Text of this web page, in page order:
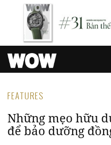
FEATURES
Những mẹo hữu
để bảo dưỡng